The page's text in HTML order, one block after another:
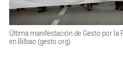
Última manifestación de Gesto por la
en Bilbao (gesto.org)